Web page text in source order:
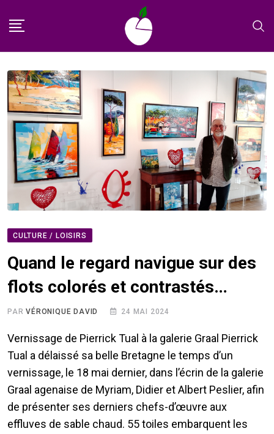
CULTURE / LOISIRS
Quand le regard navigue sur des
flots colorés et contrastés…
PARVÉRONIQUE DAVID 24 MAI 2024
Vernissage de Pierrick Tual à la galerie Graal Pierrick
Tual a délaissé sa belle Bretagne le temps d’un
vernissage, le 18 mai dernier, dans l’écrin de la galerie
Graal agenaise de Myriam, Didier et Albert Peslier, afin
de présenter ses derniers chefs-d’œuvre aux
effluves de sable chaud. 55 toiles embarquent les